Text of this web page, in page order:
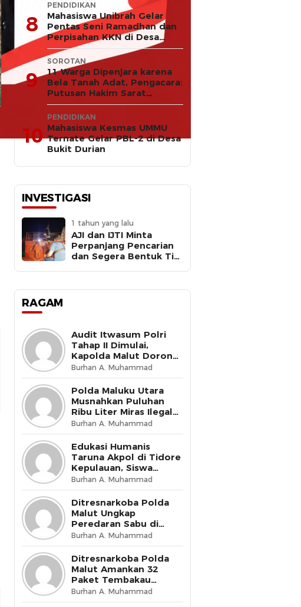
8
PENDIDIKAN
Mahasiswa Unibrah Gelar
Pentas Seni Ramadhan dan
Perpisahan KKN di Desa
Akejawi
9
SOROTAN
11 Warga Dipenjara karena
Bela Tanah Adat, Pengacara:
Putusan Hakim Sarat
Kejanggalan dan Abaikan
Keadilan
10
PENDIDIKAN
Mahasiswa Kesmas UMMU
Ternate Gelar PBL-2 di Desa
Bukit Durian
INVESTIGASI
1 tahun yang lalu
AJI dan IJTI Minta
Perpanjang Pencarian
dan Segera Bentuk Tim
RAGAM
Audit Itwasum Polri
Tahap II Dimulai,
Kapolda Malut Dorong
Peningkatan Tata
Kelola Organisasi yang
Presisi
Burhan A. Muhammad
Polda Maluku Utara
Musnahkan Puluhan
Ribu Liter Miras Ilegal
dan Bongkar Jaringan
Peredaran Senjata Api
Lintas Negara
Burhan A. Muhammad
Edukasi Humanis
Taruna Akpol di Tidore
Kepulauan, Siswa
Didorong Miliki Disiplin
dan Kemandirian
Burhan A. Muhammad
Ditresnarkoba Polda
Malut Ungkap
Peredaran Sabu di
Halmahera Tengah,
Satu Pengedar
Diamankan
Burhan A. Muhammad
Ditresnarkoba Polda
Malut Amankan 32
Paket Tembakau
Sintetis di Ternate
Utara
Burhan A. Muhammad